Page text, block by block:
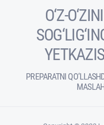
O‘Z-
PREPARATNI